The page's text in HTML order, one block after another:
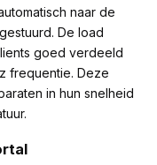
naar de
De load
goed verdeeld
frequentie. Deze
in hun snelheid